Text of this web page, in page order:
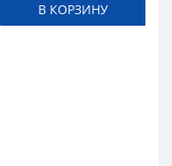
В КОРЗИНУ